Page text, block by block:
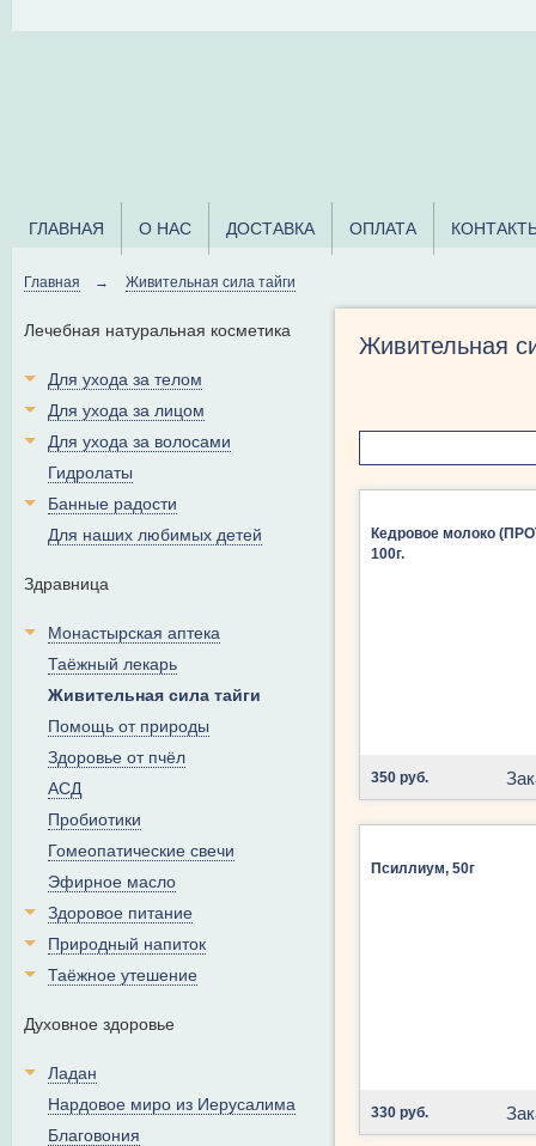
ГЛАВНАЯ О НАС ДОСТАВКА ОПЛАТА
Главная → Живительная сила тайги
Лечебная натуральная косметика
Для ухода за телом
Для ухода за лицом
Для ухода за волосами
Гидролаты
Банные радости
Для наших любимых детей
Здравница
Монастырская аптека
Таёжный лекарь
Живительная сила тайги
Помощь от природы
Здоровье от пчёл
АСД
Пробиотики
Гомеопатические свечи
Эфирное масло
Здоровое питание
Природный напиток
Таёжное утешение
Духовное здоровье
Ладан
Нардовое миро из Иерусалима
Благовония
Живительная
Кедровое молоко
100г.
350 руб.
Псиллиум, 50г
330 руб.